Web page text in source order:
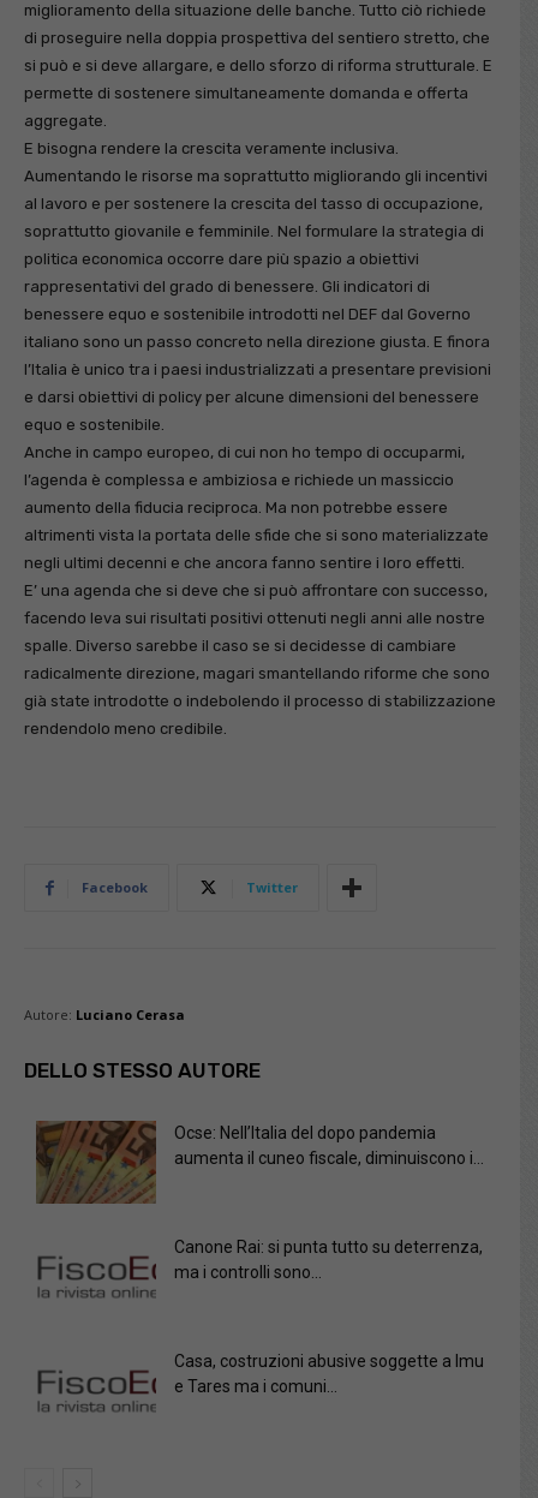
miglioramento della situazione delle banche. Tutto ciò richiede
di proseguire nella doppia prospettiva del sentiero stretto, che
si può e si deve allargare, e dello sforzo di riforma strutturale. E
permette di sostenere simultaneamente domanda e offerta
aggregate.
E bisogna rendere la crescita veramente inclusiva.
Aumentando le risorse ma soprattutto migliorando gli incentivi
al lavoro e per sostenere la crescita del tasso di occupazione,
soprattutto giovanile e femminile. Nel formulare la strategia di
politica economica occorre dare più spazio a obiettivi
rappresentativi del grado di benessere. Gli indicatori di
benessere equo e sostenibile introdotti nel DEF dal Governo
italiano sono un passo concreto nella direzione giusta. E finora
l’Italia è unico tra i paesi industrializzati a presentare previsioni
e darsi obiettivi di policy per alcune dimensioni del benessere
equo e sostenibile.
Anche in campo europeo, di cui non ho tempo di occuparmi,
l’agenda è complessa e ambiziosa e richiede un massiccio
aumento della fiducia reciproca. Ma non potrebbe essere
altrimenti vista la portata delle sfide che si sono materializzate
negli ultimi decenni e che ancora fanno sentire i loro effetti.
E’ una agenda che si deve che si può affrontare con successo,
facendo leva sui risultati positivi ottenuti negli anni alle nostre
spalle. Diverso sarebbe il caso se si decidesse di cambiare
radicalmente direzione, magari smantellando riforme che sono
già state introdotte o indebolendo il processo di stabilizzazione
rendendolo meno credibile.
Facebook Twitter
Autore: Luciano Cerasa
DELLO STESSO AUTORE
Ocse: Nell’Italia del dopo pandemia
aumenta il cuneo fiscale, diminuiscono i...
Canone Rai: si punta tutto su deterrenza,
ma i controlli sono...
Casa, costruzioni abusive soggette a Imu
e Tares ma i comuni...